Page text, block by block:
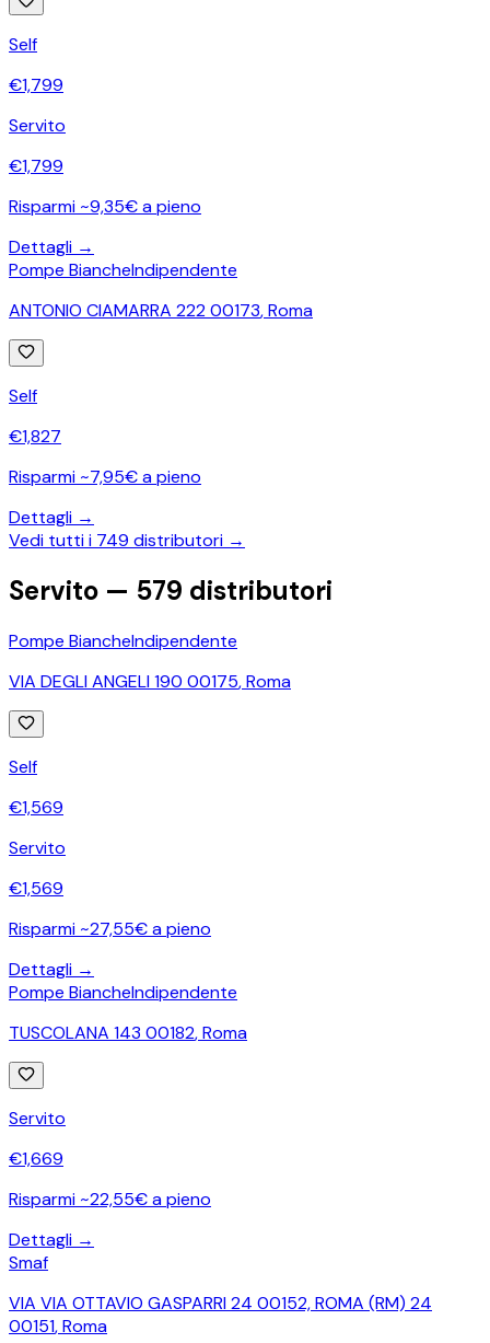
Self
€1,799
Servito
€1,799
Risparmi ~9,35€ a pieno
Dettagli →
Pompe BiancheIndipendente
ANTONIO CIAMARRA 222 00173,Roma
Self
€1,827
Risparmi ~7,95€ a pieno
Dettagli →
Vedi tutti i 749 distributori →
Servito — 579 distributori
Pompe BiancheIndipendente
VIA DEGLI ANGELI 190 00175,Roma
Self
€1,569
Servito
€1,569
Risparmi ~27,55€ a pieno
Dettagli →
Pompe BiancheIndipendente
TUSCOLANA 143 00182,Roma
Servito
€1,669
Risparmi ~22,55€ a pieno
Dettagli →
Smaf
VIA VIA OTTAVIO GASPARRI 24 00152, ROMA (RM) 24
00151,Roma